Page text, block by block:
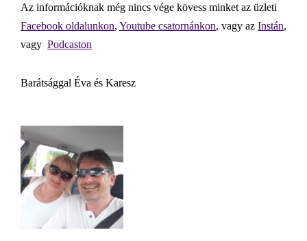
Az információknak még nincs vége kövess minket az üzleti
Facebook oldalunkon, Youtube csatornánkon, vagy az Instán,
vagy Podcaston
Barátsággal Éva és Karesz